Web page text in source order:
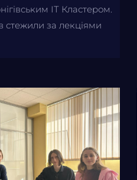
ІТ Кластером.
стежили за лекціями